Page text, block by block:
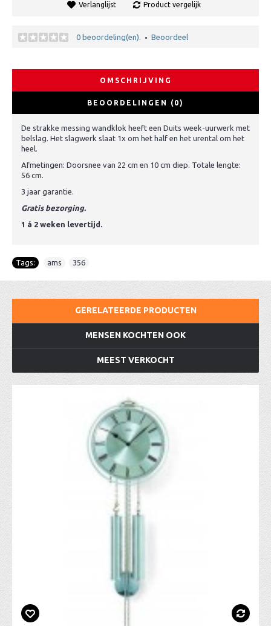
Verlanglijst Product vergelijk
0 beoordeling(en). • Beoordeel
OMSCHRIJVING
BEOORDELINGEN (0)
De strakke messing wandklok heeft een Duits week-uurwerk met
belslag. Het slagwerk slaat 1x om het half en het urental om het
heel.
Afmetingen: Doorsnee van 22 cm en 10 cm diep. Totale lengte:
56 cm.
3 jaar garantie.
Gratis bezorging.
1 á 2 weken levertijd.
Tags: ams 356
GERELATEERDE PRODUCTEN
MENSEN KOCHTEN OOK
MEEST VERKOCHT